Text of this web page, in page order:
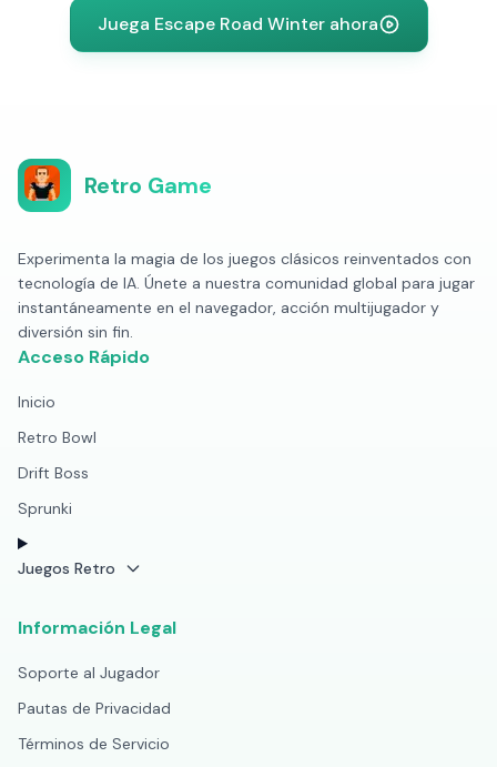
Juega Escape Road Winter ahora
Retro Game
Experimenta la magia de los juegos clásicos reinventados con
tecnología de IA. Únete a nuestra comunidad global para jugar
instantáneamente en el navegador, acción multijugador y
diversión sin fin.
Acceso Rápido
Inicio
Retro Bowl
Drift Boss
Sprunki
Juegos Retro
Información Legal
Soporte al Jugador
Pautas de Privacidad
Términos de Servicio